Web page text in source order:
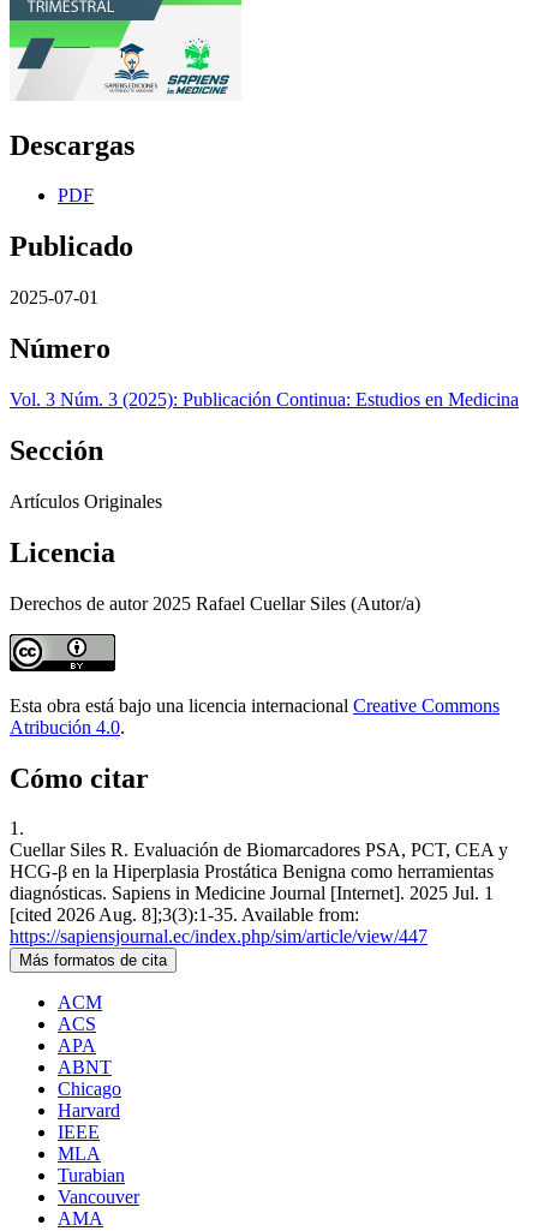
Descargas
PDF
Publicado
2025-07-01
Número
Vol. 3 Núm. 3 (2025): Publicación Continua: Estudios en Medicina
Sección
Artículos Originales
Licencia
Derechos de autor 2025 Rafael Cuellar Siles (Autor/a)
Esta obra está bajo una licencia internacional Creative Commons
Atribución 4.0.
Cómo citar
1.
Cuellar Siles R. Evaluación de Biomarcadores PSA, PCT, CEA y
HCG-β en la Hiperplasia Prostática Benigna como herramientas
diagnósticas. Sapiens in Medicine Journal [Internet]. 2025 Jul. 1
[cited 2026 Aug. 8];3(3):1-35. Available from:
https://sapiensjournal.ec/index.php/sim/article/view/447
Más formatos de cita
ACM
ACS
APA
ABNT
Chicago
Harvard
IEEE
MLA
Turabian
Vancouver
AMA